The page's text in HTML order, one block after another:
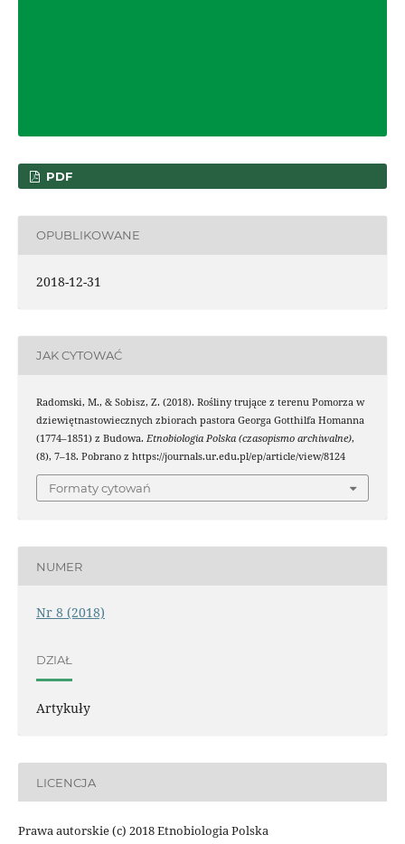
PDF
OPUBLIKOWANE
2018-12-31
JAK CYTOWAĆ
Radomski, M., & Sobisz, Z. (2018). Rośliny trujące z terenu Pomorza w
dziewiętnastowiecznych zbiorach pastora Georga Gotthilfa Homanna
(1774–1851) z Budowa. Etnobiologia Polska (czasopismo archiwalne),
(8), 7–18. Pobrano z https://journals.ur.edu.pl/ep/article/view/8124
Formaty cytowań
NUMER
Nr 8 (2018)
DZIAŁ
Artykuły
LICENCJA
Prawa autorskie (c) 2018 Etnobiologia Polska